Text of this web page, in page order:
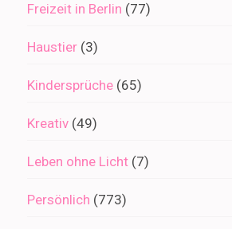
Freizeit in Berlin (77)
Haustier (3)
Kindersprüche (65)
Kreativ (49)
Leben ohne Licht (7)
Persönlich (773)